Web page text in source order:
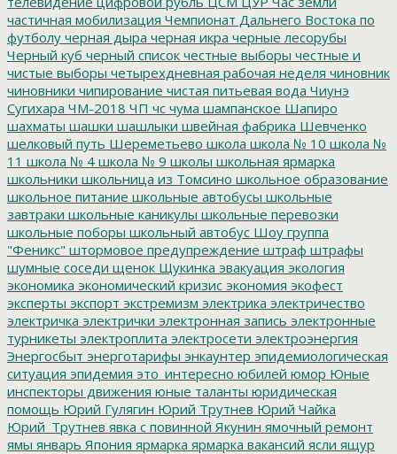
частичная мобилизация Чемпионат Дальнего Востока по
футболу черная дыра черная икра черные лесорубы
Черный куб черный список честные выборы честные и
чистые выборы четырехдневная рабочая неделя чиновник
чиновники чипирование чистая питьевая вода Чиунэ
Сугихара ЧМ-2018 ЧП чс чума шампанское Шапиро
шахматы шашки шашлыки швейная фабрика Шевченко
шелковый путь Шереметьево школа школа № 10 школа №
11 школа № 4 школа № 9 школы школьная ярмарка
школьники школьница из Томсино школьное образование
школьное питание школьные автобусы школьные
завтраки школьные каникулы школьные перевозки
школьные поборы школьный автобус Шоу группа
"Феникс" штормовое предупреждение штраф штрафы
шумные соседи щенок Щукинка эвакуация экология
экономика экономический кризис экономия экофест
эксперты экспорт экстремизм электрика электричество
электричка электрички электронная запись электронные
турникеты электроплита электросети электроэнергия
Энергосбыт энерготарифы энкаунтер эпидемиологическая
ситуация эпидемия это_интересно юбилей юмор Юные
инспекторы движения юные таланты юридическая
помощь Юрий Гулягин Юрий Трутнев Юрий Чайка
Юрий_Трутнев явка с повинной Якунин ямочный ремонт
ямы январь Япония ярмарка ярмарка вакансий ясли ящур